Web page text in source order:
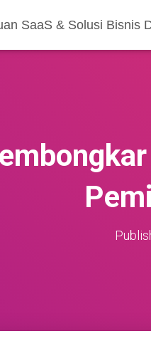
SaaS & Solusi Bisnis